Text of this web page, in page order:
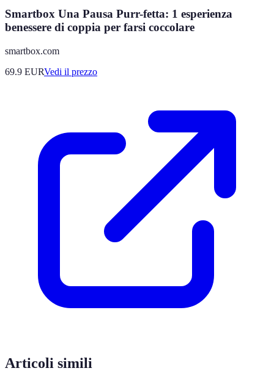
Smartbox Una Pausa Purr-fetta: 1 esperienza
benessere di coppia per farsi coccolare
smartbox.com
69.9 EURVedi il prezzo
Articoli simili